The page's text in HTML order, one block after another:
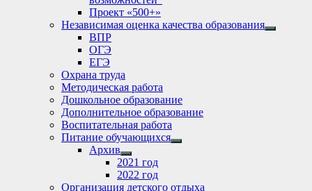
menu
Проект «500+»
Независимая оценка качества образования
Show
ВПР
ОГЭ
ЕГЭ
Охрана труда
Методическая работа
Дошкольное образование
Дополнительное образование
Воспитательная работа
Питание обучающихся
Show
Архив
Show
sub
menu
2021 год
2022 год
Организация детского отдыха